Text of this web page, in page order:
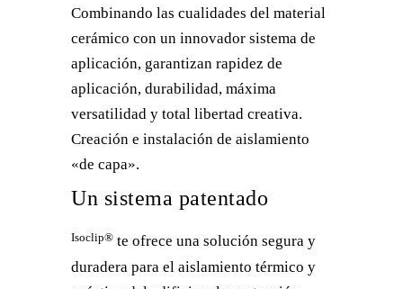
Combinando las cualidades del material
cerámico con un innovador sistema de
aplicación, garantizan rapidez de
aplicación, durabilidad, máxima
versatilidad y total libertad creativa.
Creación e instalación de aislamiento
«de capa».
Un sistema patentado
Isoclip® te ofrece una solución segura y
duradera para el aislamiento térmico y